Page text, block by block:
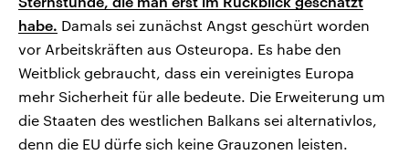
habe. Damals sei zunächst Angst geschürt worden
vor Arbeitskräften aus Osteuropa. Es habe den
Weitblick gebraucht, dass ein vereinigtes Europa
mehr Sicherheit für alle bedeute. Die Erweiterung um
die Staaten des westlichen Balkans sei alternativlos,
denn die EU dürfe sich keine Grauzonen leisten.